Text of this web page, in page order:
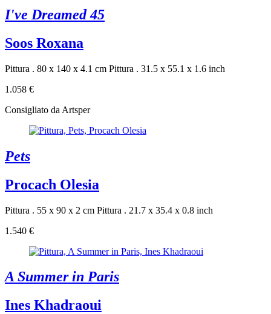
I've Dreamed 45
Soos Roxana
Pittura . 80 x 140 x 4.1 cm Pittura . 31.5 x 55.1 x 1.6 inch
1.058 €
Consigliato da Artsper
Pets
Procach Olesia
Pittura . 55 x 90 x 2 cm Pittura . 21.7 x 35.4 x 0.8 inch
1.540 €
A Summer in Paris
Ines Khadraoui